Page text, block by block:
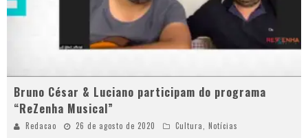
Bruno César & Luciano participam do programa
“ReZenha Musical”
Redacao 26 de agosto de 2020 Cultura, Notícias